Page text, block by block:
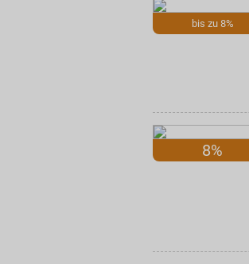
bis zu 8%
8%